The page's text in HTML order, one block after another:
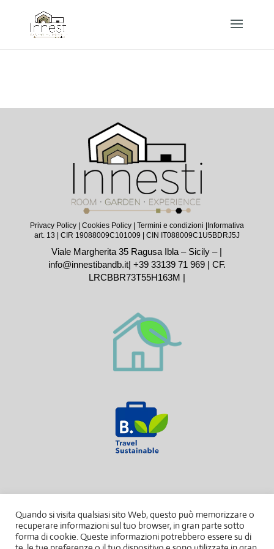
Privacy Policy| Cookies Policy| Termini e condizioni |Informativa
art. 13 | CIR 19088009C101009 | CIN IT088009C1U5BDRJ5J
Viale Margherita 35 Ragusa Ibla – Sicily – |
info@innestibandb.it| +39 33139 71 969| CF.
LRCBBR73T55H163M |
Quando si visita qualsiasi sito Web, questo può memorizzare o
recuperare informazioni sul tuo browser, in gran parte sotto
forma di cookie. Queste informazioni potrebbero essere su di